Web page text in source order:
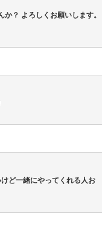
？ よろしくお願いします。
ど一緒にやってくれる人お